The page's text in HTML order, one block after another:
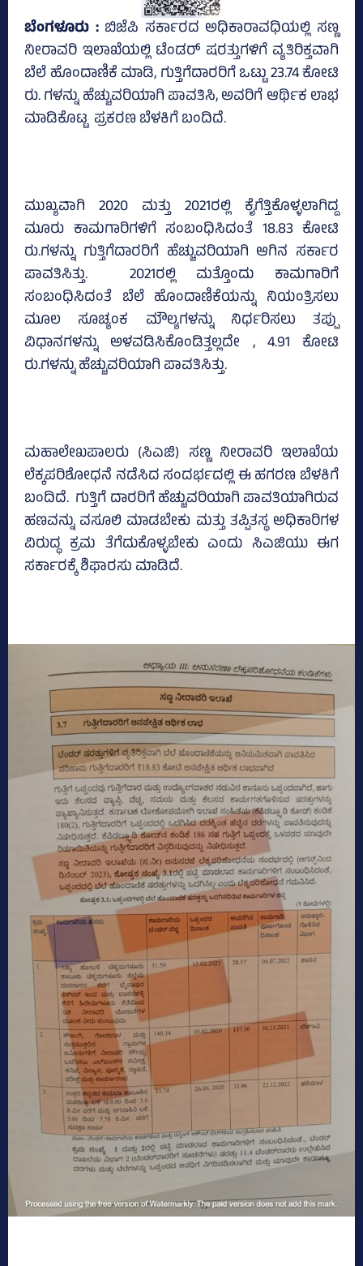
ಬೆಂಗಳೂರು :ಬಿಜೆಪಿ ಸರ್ಕಾರದ ಅಧಿಕಾರಾವಧಿಯಲ್ಲಿ ಸಣ್ಣ
ನೀರಾವರಿ ಇಲಾಖೆಯಲ್ಲಿ ಟೆಂಡರ್‌ ಷರತ್ತುಗಳಿಗೆ ವ್ಯತಿರಿಕ್ತವಾಗಿ
ಬೆಲೆ ಹೊಂದಾಣಿಕೆ ಮಾಡಿ, ಗುತ್ತಿಗೆದಾರರಿಗೆ ಒಟ್ಟು 23.74 ಕೋಟಿ
ರು. ಗಳನ್ನು ಹೆಚ್ಚುವರಿಯಾಗಿ ಪಾವತಿಸಿ, ಅವರಿಗೆ ಆರ್ಥಿಕ ಲಾಭ
ಮಾಡಿಕೊಟ್ಟ ಪ್ರಕರಣ ಬೆಳಕಿಗೆ ಬಂದಿದೆ.
ಮುಖ್ಯವಾಗಿ 2020 ಮತ್ತು 2021ರಲ್ಲಿ ಕೈಗೆತ್ತಿಕೊಳ್ಳಲಾಗಿದ್ದ
ಮೂರು ಕಾಮಗಾರಿಗಳಿಗೆ ಸಂಬಂಧಿಸಿದಂತೆ 18.83 ಕೋಟಿ
ರು.ಗಳನ್ನು ಗುತ್ತಿಗೆದಾರರಿಗೆ ಹೆಚ್ಚುವರಿಯಾಗಿ ಆಗಿನ ಸರ್ಕಾರ
ಪಾವತಿಸಿತ್ತು. 2021ರಲ್ಲಿ ಮತ್ತೊಂದು ಕಾಮಗಾರಿಗೆ
ಸಂಬಂಧಿಸಿದಂತೆ ಬೆಲೆ ಹೊಂದಾಣಿಕೆಯನ್ನು ನಿಯಂತ್ರಿಸಲು
ಮೂಲ ಸೂಚ್ಯಂಕ ಮೌಲ್ಯಗಳನ್ನು ನಿರ್ಧರಿಸಲು ತಪ್ಪು
ವಿಧಾನಗಳನ್ನು ಅಳವಡಿಸಿಕೊಂಡಿತ್ತಲ್ಲದೇ , 4.91 ಕೋಟಿ
ರು.ಗಳನ್ನು ಹೆಚ್ಚುವರಿಯಾಗಿ ಪಾವತಿಸಿತ್ತು.
ಮಹಾಲೇಖಪಾಲರು (ಸಿಎಜಿ) ಸಣ್ಣ ನೀರಾವರಿ ಇಲಾಖೆಯ
ಲೆಕ್ಕಪರಿಶೋಧನೆ ನಡೆಸಿದ ಸಂದರ್ಭದಲ್ಲಿ ಈ ಹಗರಣ ಬೆಳಕಿಗೆ
ಬಂದಿದೆ. ಗುತ್ತಿಗೆ ದಾರರಿಗೆ ಹೆಚ್ಚುವರಿಯಾಗಿ ಪಾವತಿಯಾಗಿರುವ
ಹಣವನ್ನು ವಸೂಲಿ ಮಾಡಬೇಕು ಮತ್ತು ತಪ್ಪಿತಸ್ಥ ಅಧಿಕಾರಿಗಳ
ವಿರುದ್ಧ ಕ್ರಮ ತೆಗೆದುಕೊಳ್ಳಬೇಕು ಎಂದು ಸಿಎಜಿಯು ಈಗ
ಸರ್ಕಾರಕ್ಕೆ ಶಿಫಾರಸು ಮಾಡಿದೆ.